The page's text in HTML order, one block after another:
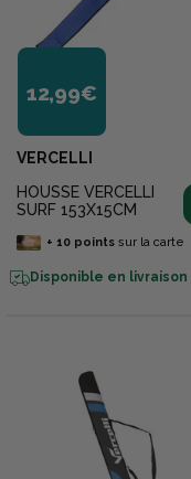
12,99€
VERCELLI
HOUSSE VERCELLI
SURF 153X15CM
+ 10pointssur la carte
Disponible en livraison